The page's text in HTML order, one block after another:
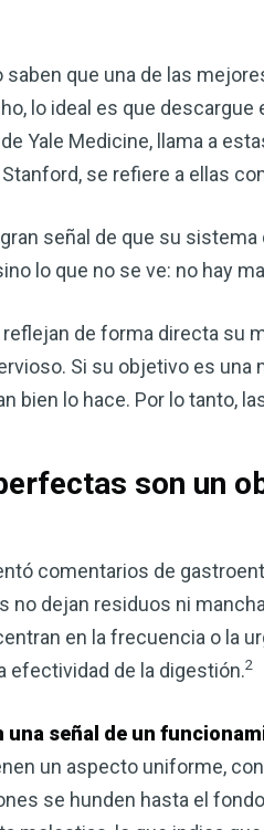
saben que una de las
lo ideal es que
Yale Medicine, llama a
se refiere a ellas
señal de que su
lo que no se ve: no hay
de forma directa su
Si su objetivo es
bien lo hace. Por lo tanto,
son un
comentarios de
no dejan residuos ni
en la frecuencia o la
efectividad de la digestión.2
una señal de un
un aspecto uniforme,
se hunden hasta el